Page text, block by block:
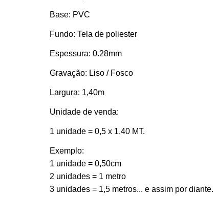
Base: PVC
Fundo: Tela de poliester
Espessura: 0.28mm
Gravação: Liso / Fosco
Largura: 1,40m
Unidade de venda:
1 unidade = 0,5 x 1,40 MT.
Exemplo:
1 unidade = 0,50cm
2 unidades = 1 metro
3 unidades = 1,5 metros... e assim por diante.